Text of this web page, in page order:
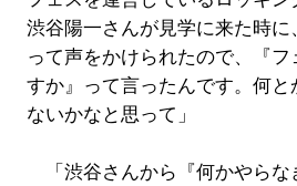
渋谷陽一さんが見学に来た時に
って声をかけられたので、『
すか』って言ったんです。何
ないかなと思って」
「渋谷さんから『何かやらな